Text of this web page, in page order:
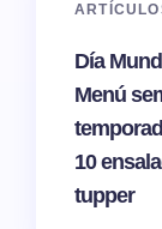
Día
Menú
10
tupper